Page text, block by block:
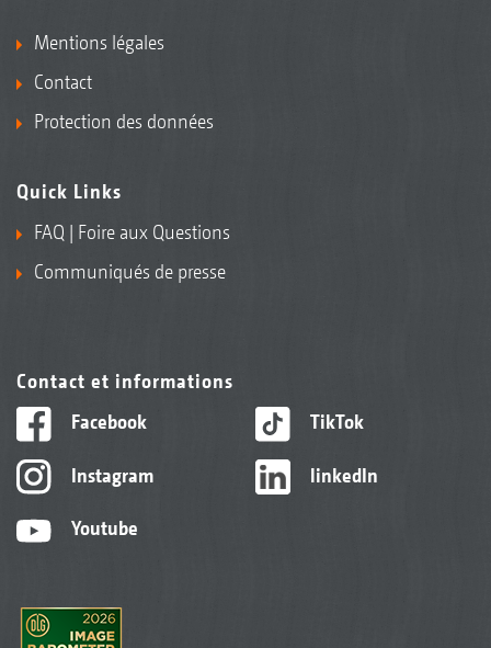
Mentions légales
Contact
Protection des données
Quick Links
FAQ | Foire aux Questions
Communiqués de presse
Contact et informations
Facebook
Instagram
Youtube
TikTok
linkedIn